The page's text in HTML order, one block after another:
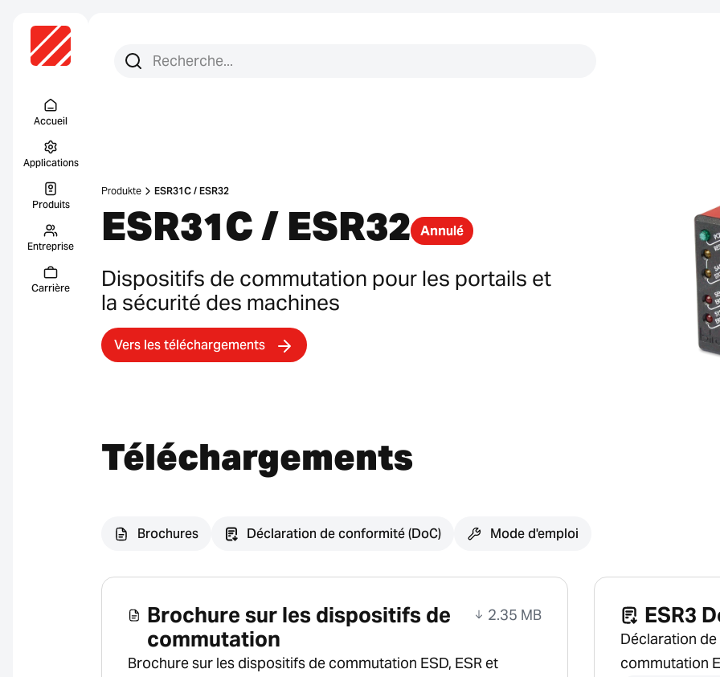
Accueil
Applications
Produits
Entreprise
Carrière
Recherchez :
Recherche
Produkte ESR31C / ESR32
ESR31C / ESR32 Annulé
Dispositifs de commutation pour les portails et
la sécurité des machines
Vers les téléchargements
Téléchargements
Brochures Déclaration de conformité (DoC) Mode d'emploi
Brochure sur les dispositifs de
commutation
2.35 MB
Brochure sur les dispositifs de commutation ESD, ESR et
ESR3
Déclaration
commutation